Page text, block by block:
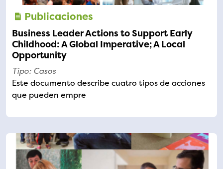
Publicaciones
Business Leader Actions to Support Early
Childhood: A Global Imperative; A Local
Opportunity
Tipo: Casos
Este documento describe cuatro tipos de acciones
que pueden empre